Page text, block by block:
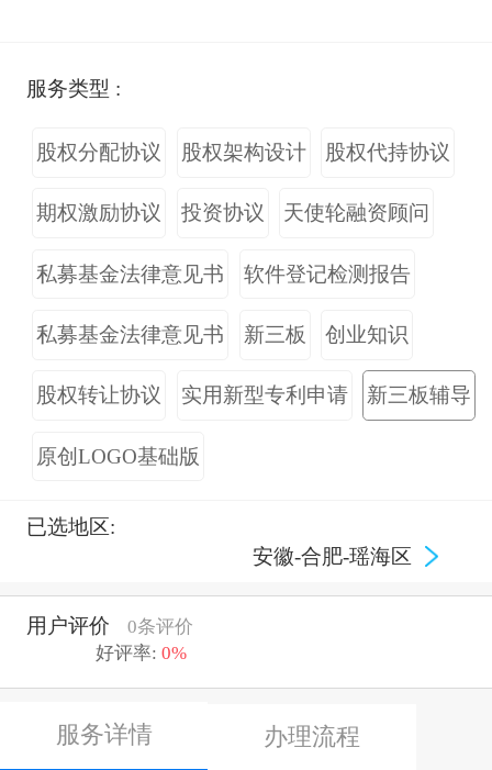
服务类型 :
股权分配协议 股权架构设计 股权代持协议
期权激励协议 投资协议 天使轮融资顾问
私募基金法律意见书 软件登记检测报告
私募基金法律意见书 新三板 创业知识
股权转让协议 实用新型专利申请 新三板辅导
原创LOGO基础版
已选地区:
安徽-合肥-瑶海区
用户评价
0条评价
好评率: 0%
服务详情 办理流程